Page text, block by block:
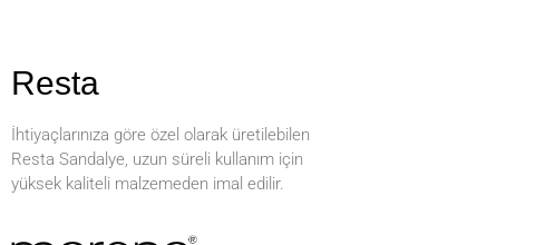
Resta
İhtiyaçlarınıza göre özel olarak üretilebilen
Resta Sandalye, uzun süreli kullanım için
yüksek kaliteli malzemeden imal edilir.